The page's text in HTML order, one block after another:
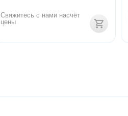
Свяжитесь с нами насчёт
цены